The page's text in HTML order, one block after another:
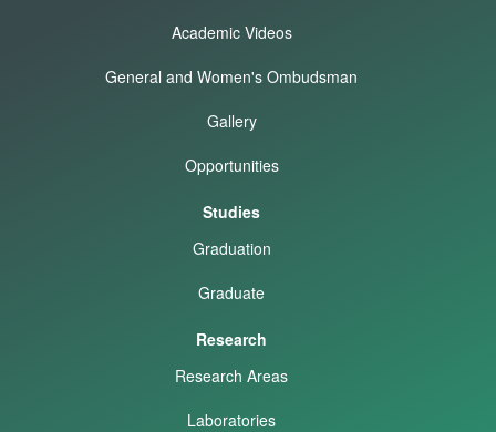
Academic Videos
General and Women's Ombudsman
Gallery
Opportunities
Studies
Graduation
Graduate
Research
Research Areas
Laboratories